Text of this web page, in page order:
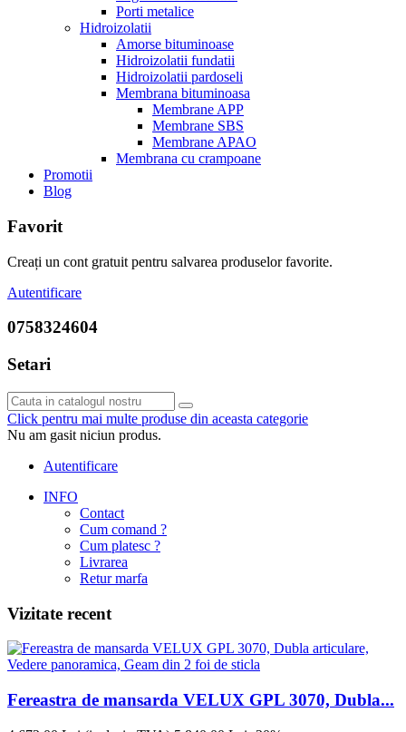
Porti metalice
Hidroizolatii
Amorse bituminoase
Hidroizolatii fundatii
Hidroizolatii pardoseli
Membrana bituminoasa
Membrane APP
Membrane SBS
Membrane APAO
Membrana cu crampoane
Promotii
Blog
Favorit
Creați un cont gratuit pentru salvarea produselor favorite.
Autentificare
0758324604
Setari
Click pentru mai multe produse din aceasta categorie
Nu am gasit niciun produs.
Autentificare
INFO
Contact
Cum comand ?
Cum platesc ?
Livrarea
Retur marfa
Vizitate recent
Fereastra de mansarda VELUX GPL 3070, Dubla...